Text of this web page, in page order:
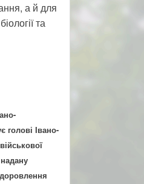
а й для
та
голові Івано-